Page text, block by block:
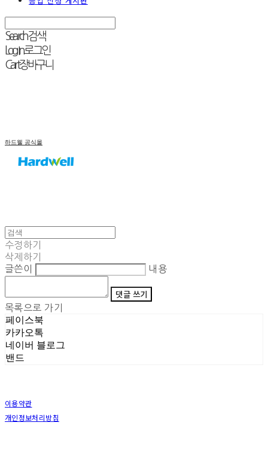
Search검색
Log In로그인
Cart장바구니
하드웰 공식몰
수정하기
삭제하기
글쓴이
내용
댓글 쓰기
목록으로 가기
페이스북
카카오톡
네이버 블로그
밴드
이용약관
개인정보처리방침